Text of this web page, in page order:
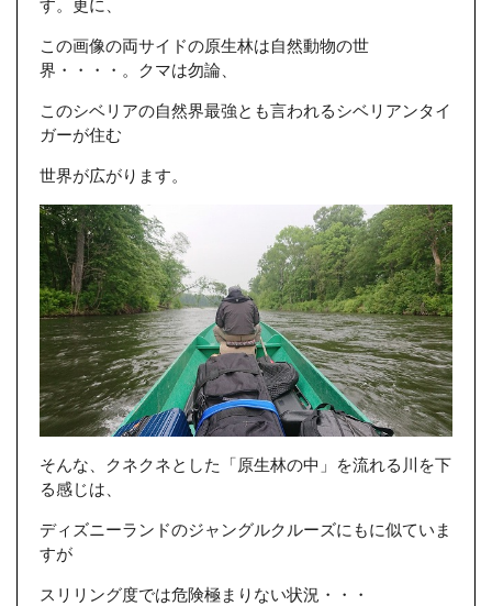
す。更に、
この画像の両サイドの原生林は自然動物の世
界・・・・。クマは勿論、
このシベリアの自然界最強とも言われるシベリアンタイ
ガーが住む
世界が広がります。
そんな、クネクネとした「原生林の中」を流れる川を下
る感じは、
ディズニーランドのジャングルクルーズにもに似ていま
すが
スリリング度では危険極まりない状況・・・